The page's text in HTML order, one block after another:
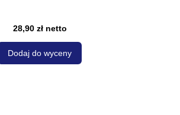
28,90 złnetto
Dodaj do wyceny